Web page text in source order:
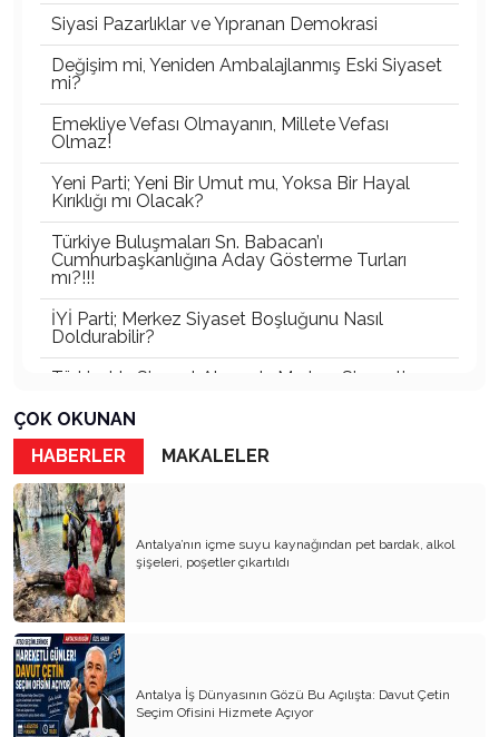
Siyasi Pazarlıklar ve Yıpranan Demokrasi
Değişim mi, Yeniden Ambalajlanmış Eski Siyaset
mi?
Emekliye Vefası Olmayanın, Millete Vefası
Olmaz!
Yeni Parti; Yeni Bir Umut mu, Yoksa Bir Hayal
Kırıklığı mı Olacak?
Türkiye Buluşmaları Sn. Babacan’ı
Cumhurbaşkanlığına Aday Gösterme Turları
mı?!!!
İYİ Parti; Merkez Siyaset Boşluğunu Nasıl
Doldurabilir?
Türkiye’de Siyaset Alanında Merkez Siyaseti
Türkiye’nin En Büyük Partisi Belli Oldu!
Türkiye'nin Görünmeyen İktidarı: Bürokratik
Oligarşi
Antalya Gerçekten Lider Çıkaramıyor mu, Yoksa
Çıkan Liderler Ulusal Ölçekte Görünür Olamıyor
mu?
Çağın Vebası: Uyuşturucu ve Sanal Kumar
Siyasetle İlgilenmiyorum! (Je ne me intéresse
pas a la politique)
Kirli Siyasetçinin Korktuğu Üç Şey: Siyasi Ahlak
Yasası, İmar Rantının Denetlenmesi ve Şeffaflık
ÇOK OKUNAN
HABERLER
MAKALELER
Antalya’nın içme suyu kaynağından pet bardak, alkol
şişeleri, poşetler çıkartıldı
Antalya İş Dünyasının Gözü Bu Açılışta: Davut Çetin
Seçim Ofisini Hizmete Açıyor